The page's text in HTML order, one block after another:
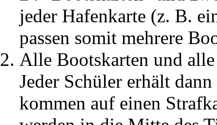
jeder Hafenkarte (z. B.
passen somit mehrere
Alle Bootskarten und
Jeder Schüler erhält
kommen auf einen